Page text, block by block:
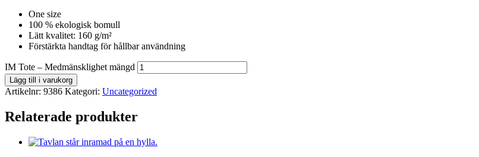
One size
100 % ekologisk bomull
Lätt kvalitet: 160 g/m²
Förstärkta handtag för hållbar användning
IM Tote – Medmänsklighet mängd
Lägg till i varukorg
Artikelnr: 9386 Kategori: Uncategorized
Relaterade produkter